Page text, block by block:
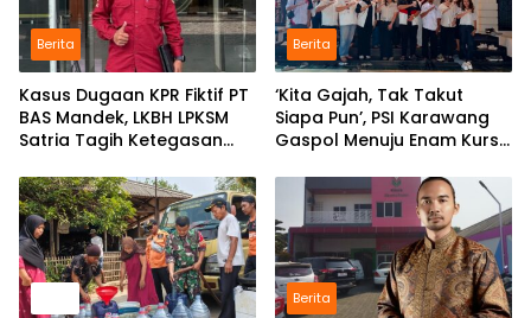
Berita
Kasus Dugaan KPR Fiktif PT
BAS Mandek, LKBH LPKSM
Satria Tagih Ketegasan
Berita
‘Kita Gajah, Tak Takut
Siapa Pun’, PSI Karawang
Gaspol Menuju Enam Kursi
Berita